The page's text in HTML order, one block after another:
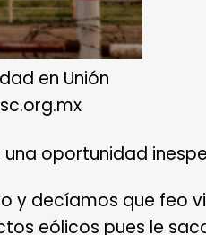
en Unión
una oportunidad
y decíamos que feo
eólicos pues le